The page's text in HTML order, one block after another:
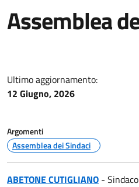
Assemblea
Ultimo aggiornamento:
12 Giugno, 2026
Argomenti
Assemblea dei Sindaci
ABETONE CUTIGLIANO - Sindaco